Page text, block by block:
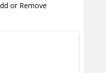
or Remove